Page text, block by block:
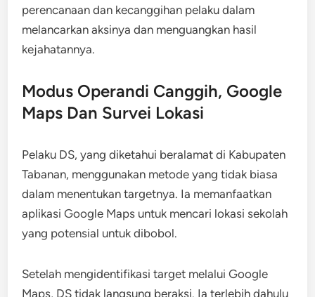
perencanaan dan kecanggihan pelaku dalam
melancarkan aksinya dan menguangkan hasil
kejahatannya.
Modus Operandi Canggih, Google
Maps Dan Survei Lokasi
Pelaku DS, yang diketahui beralamat di Kabupaten
Tabanan, menggunakan metode yang tidak biasa
dalam menentukan targetnya. Ia memanfaatkan
aplikasi Google Maps untuk mencari lokasi sekolah
yang potensial untuk dibobol.
Setelah mengidentifikasi target melalui Google
Maps, DS tidak langsung beraksi. Ia terlebih dahulu